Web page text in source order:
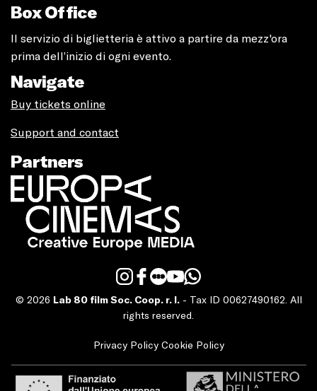
Box Office
Il servizio di biglietteria è attivo a partire da mezz'ora
prima dell’inizio di ogni evento.
Navigate
Buy tickets online
Support and contact
Partners
© 2026 Lab 80 film Soc. Coop. r. l.- Tax ID 00627490162. All
rights reserved.
Privacy Policy Cookie Policy